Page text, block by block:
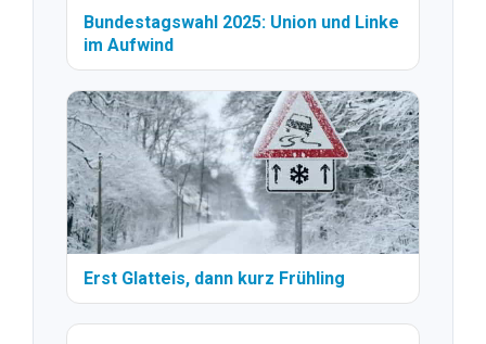
Bundestagswahl 2025: Union und Linke
im Aufwind
Erst Glatteis, dann kurz Frühling